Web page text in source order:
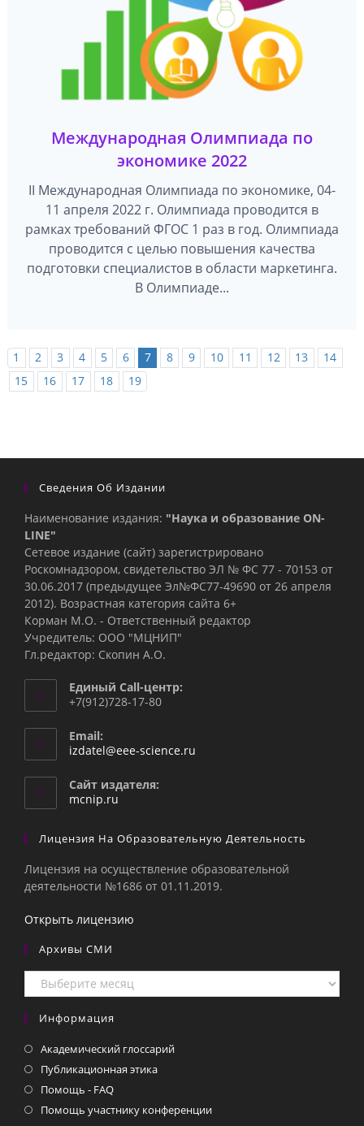
Международная Олимпиада по
экономике 2022
II Международная Олимпиада по экономике, 04-
11 апреля 2022 г. Олимпиада проводится в
рамках требований ФГОС 1 раз в год. Олимпиада
проводится с целью повышения качества
подготовки специалистов в области маркетинга.
В Олимпиаде...
1 2 3 4 5 6 7 8 9 10 11 12 13
14
15
16 17 18 19
Сведения Об Издании
Наименование издания: "Наука и образование ON-
LINE"
Сетевое издание (сайт) зарегистрировано
Роскомнадзором, свидетельство ЭЛ № ФС 77 - 70153 от
30.06.2017 (предыдущее Эл№ФC77-49690 от 26 апреля
2012). Возрастная категория сайта 6+
Корман М.О. - Ответственный редактор
Учредитель: ООО "МЦНИП"
Гл.редактор: Скопин А.О.
Единый Call-центр:
+7(912)728-17-80
Email:
izdatel@eee-science.ru
Сайт издателя:
mcnip.ru
Лицензия На Образовательную Деятельность
Лицензия на осуществление образовательной
деятельности №1686 от 01.11.2019.
Открыть лицензию
Архивы СМИ
Архивы
СМИ
Информация
Академический глоссарий
Публикационная этика
Помощь - FAQ
Помощь участнику конференции